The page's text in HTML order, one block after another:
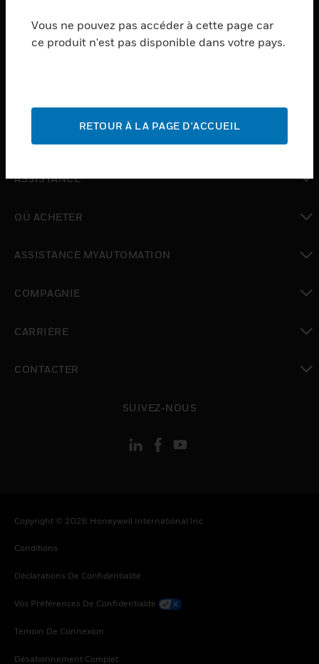
PRODUCTS
toggle view
INDUSTRIES
ASSISTANCE
OÙ ACHETER
ASSISTANCE MYAUTOMATION
COMPAGNIE
CARRIÈRE
CONTACTER
SUIVEZ-NOUS
Copyright © 2026 Honeywell International Inc
Conditions
Déclarations De Confidentialité
Vos Préférences De Confidentialité
Témoin De Connexion
Désabonnement Complet
Vous ne pouvez pas accéder à cette page car
ce produit n'est pas disponible dans votre pays.
RETOUR À LA PAGE D'ACCUEIL